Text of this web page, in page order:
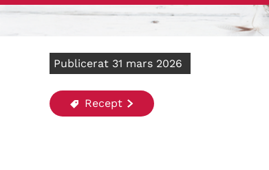
Publicerat 31 mars 2026
Recept